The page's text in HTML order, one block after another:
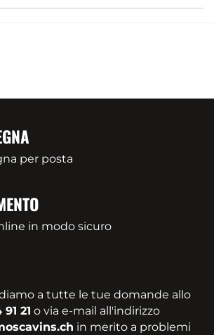
per posta
in modo sicuro
a tutte le tue domande allo
21 o via e-mail all'indirizzo
in merito a problemi